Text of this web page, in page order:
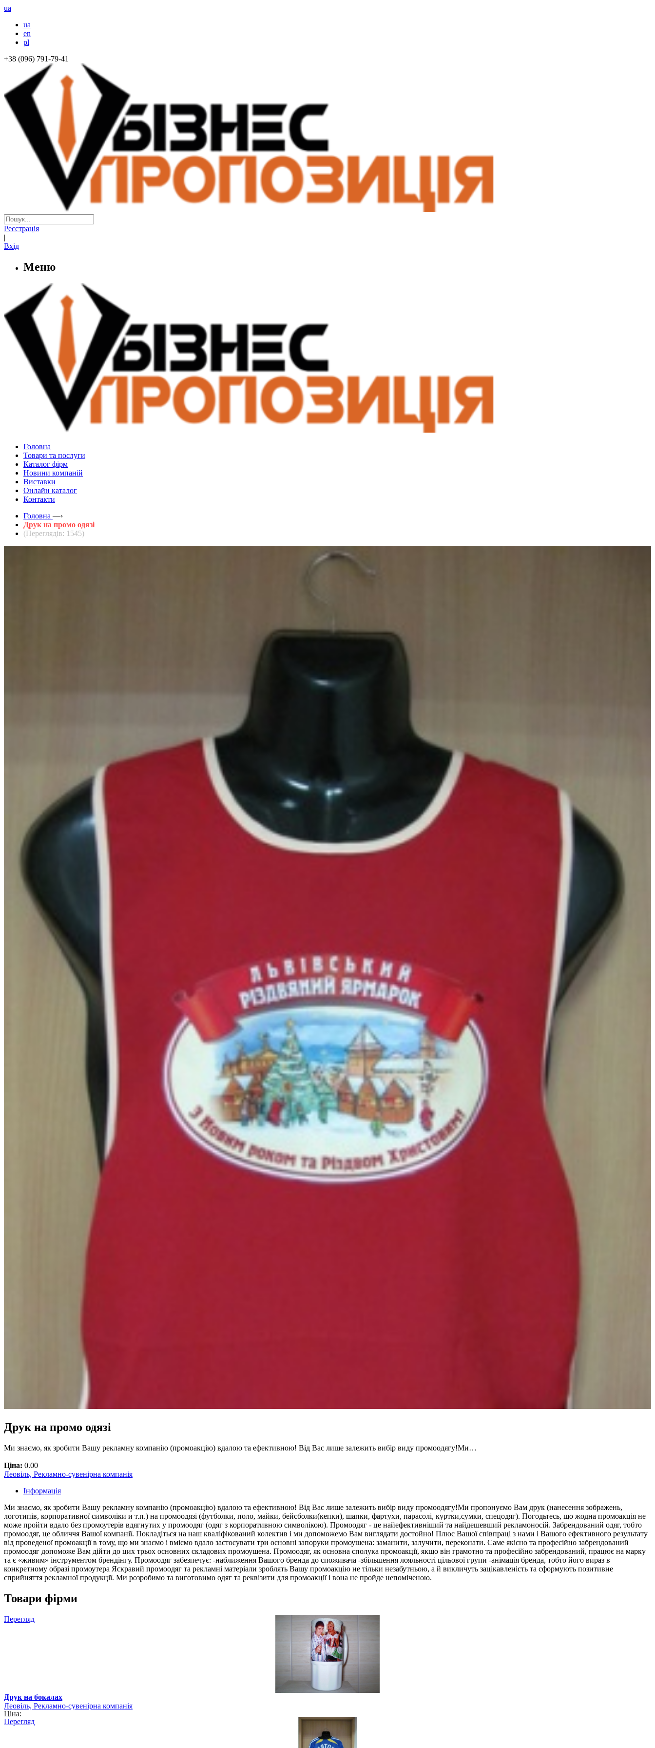
ua
ua
en
pl
+38 (096) 791-79-41
Реєстрація
|
Вхід
Меню
Головна
Товари та послуги
Каталог фірм
Новини компаній
Виставки
Онлайн каталог
Контакти
Головна —›
Друк на промо одязі
(Переглядів: 1545)
Друк на промо одязі
Ми знаємо, як зробити Вашу рекламну компанію (промоакцію) вдалою та ефективною! Від Вас лише залежить вибір виду промоодягу!Ми…
Ціна: 0.00
Леовіль, Рекламно-сувенірна компанія
Інформація
Ми знаємо, як зробити Вашу рекламну компанію (промоакцію) вдалою та ефективною! Від Вас лише залежить вибір виду промоодягу!Ми пропонуємо Вам друк (нанесення зображень,
логотипів, корпоративної символіки и т.п.) на промоодязі (футболки, поло, майки, бейсболки(кепки), шапки, фартухи, парасолі, куртки,сумки, спецодяг). Погодьтесь, що жодна промоакція не
може пройти вдало без промоутерів вдягнутих у промоодяг (одяг з корпоративною символікою). Промоодяг - це найефективніший та найдешевший рекламоносій. Забрендований одяг, тобто
промоодяг, це обличчя Вашої компанії. Покладіться на наш кваліфікований колектив і ми допоможемо Вам виглядати достойно! Плюс Вашої співпраці з нами і Вашого ефективного результату
від проведеної промоакції в тому, що ми знаємо і вміємо вдало застосувати три основні запоруки промоушена: заманити, залучити, переконати. Саме якісно та професійно забрендований
промоодяг допоможе Вам дійти до цих трьох основних складових промоушена. Промоодяг, як основна сполука промоакції, якщо він грамотно та професійно забрендований, працює на марку
та є «живим» інструментом брендінгу. Промоодяг забезпечує: -наближення Вашого бренда до споживача -збільшення лояльності цільової групи -анімація бренда, тобто його вираз в
конкретному образі промоутера Яскравий промоодяг та рекламні матеріали зроблять Вашу промоакцію не тільки незабутньою, а й викличуть зацікавленість та сформують позитивне
сприйняття рекламної продукції. Ми розробимо та виготовимо одяг та реквізити для промоакції і вона не пройде непоміченою.
Товари фірми
Перегляд
Друк на бокалах
Леовіль, Рекламно-сувенірна компанія
Ціна:
Перегляд